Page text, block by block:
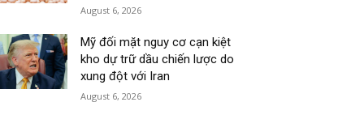
August 6, 2026
Mỹ đối mặt nguy cơ cạn kiệt
kho dự trữ dầu chiến lược do
xung đột với Iran
August 6, 2026